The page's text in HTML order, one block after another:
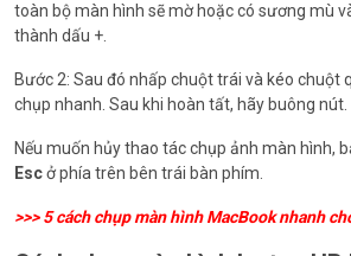
toàn bộ màn hình sẽ mờ hoặc có sương mù
thành dấu +.
Bước 2: Sau đó nhấp chuột trái và kéo chuột
chụp nhanh. Sau khi hoàn tất, hãy buông nút.
Nếu muốn hủy thao tác chụp ảnh màn hình,
Escở phía trên bên trái bàn phím.
>>>5 cách chụp màn hình MacBook nhanh